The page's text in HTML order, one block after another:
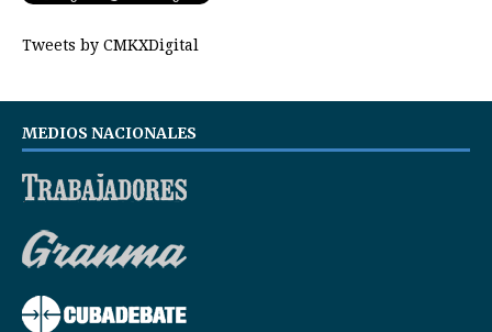
Tweets by CMKXDigital
MEDIOS NACIONALES